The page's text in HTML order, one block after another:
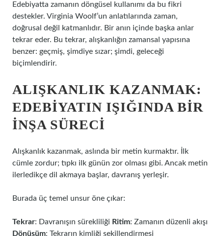
Edebiyatta zamanın döngüsel kullanımı da bu fikri
destekler. Virginia Woolf’un anlatılarında zaman,
doğrusal değil katmanlıdır. Bir anın içinde başka anlar
tekrar eder. Bu tekrar, alışkanlığın zamansal yapısına
benzer: geçmiş, şimdiye sızar; şimdi, geleceği
biçimlendirir.
ALIŞKANLIK KAZANMAK:
EDEBIYATIN IŞIĞINDA BIR
İNŞA SÜRECI
Alışkanlık kazanmak, aslında bir metin kurmaktır. İlk
cümle zordur; tıpkı ilk günün zor olması gibi. Ancak metin
ilerledikçe dil akmaya başlar, davranış yerleşir.
Burada üç temel unsur öne çıkar:
Tekrar: Davranışın sürekliliği Ritim: Zamanın düzenli akışı
Dönüşüm: Tekrarın kimliği şekillendirmesi